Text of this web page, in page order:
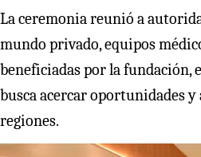
La ceremonia reunió a
mundo privado, equipos
beneficiadas por la fundación,
busca acercar oportunidades
regiones.